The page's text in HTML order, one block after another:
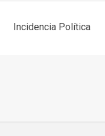
Incidencia Política